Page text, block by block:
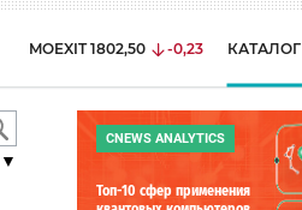
MOEXIT 1802,50 -0,23 КАТАЛОГ
CNEWS ANALYTICS
Топ-10 сфер применения